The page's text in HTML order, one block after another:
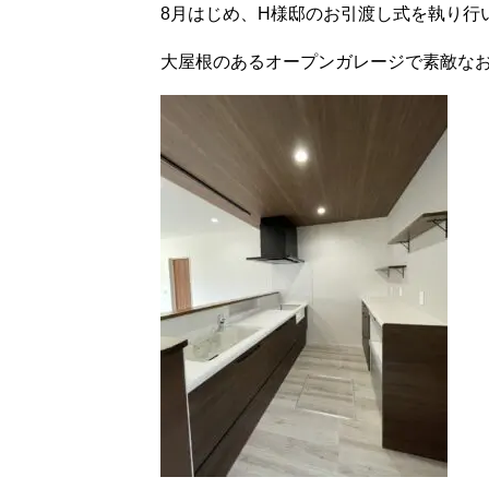
8月はじめ、H様邸のお引渡し式を執り行
大屋根のあるオープンガレージで素敵な